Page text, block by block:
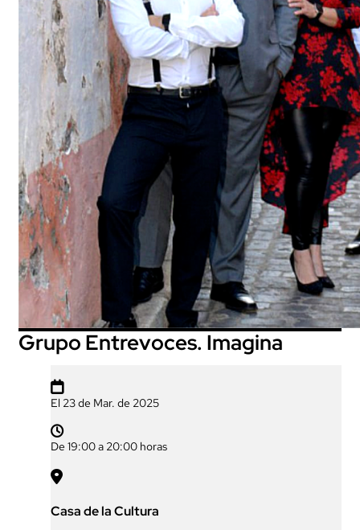
Grupo Entrevoces. Imagina

El 23 de Mar. de 2025

De 19:00 a 20:00 horas

Casa de la Cultura